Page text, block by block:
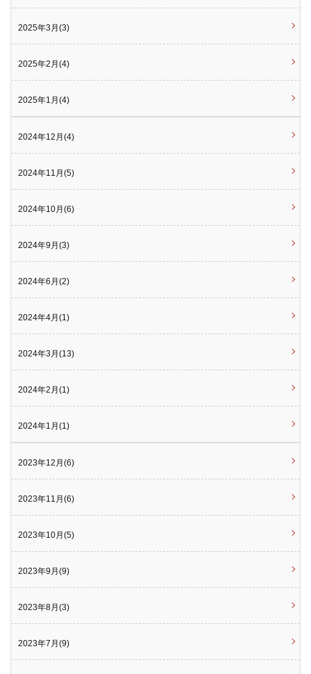
2025年3月(3)
2025年2月(4)
2025年1月(4)
2024年12月(4)
2024年11月(5)
2024年10月(6)
2024年9月(3)
2024年6月(2)
2024年4月(1)
2024年3月(13)
2024年2月(1)
2024年1月(1)
2023年12月(6)
2023年11月(6)
2023年10月(5)
2023年9月(9)
2023年8月(3)
2023年7月(9)